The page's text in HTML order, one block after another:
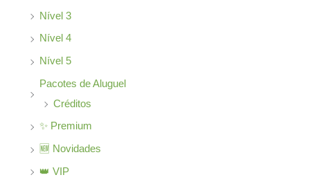
Nível 3
Nível 4
Nível 5
Pacotes de Aluguel
Créditos
✨ Premium
🆕 Novidades
👑 VIP